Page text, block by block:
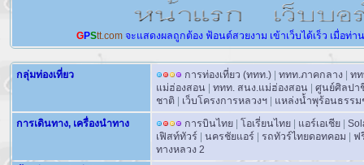
GPStt.com จะแสดงผลถูกต้อง ฟ้อนต์สวยงาม เข้าเว็บได้เร็ว เมื่อท่า
กลุ่มท่องเที่ยว การท่องเที่ยว (ททท.) | ททท.ภาคกลาง | ท
แม่ฮ่องสอน | ททท. สนง.แม่ฮ่องสอน | ศูนย์ศิลปา
ชาติ | เว็บโครงการหลวงฯ | แหล่งน้ำพุร้อนธรร
การเดินทาง, เครื่องนำทาง
การบินไทย | โอเรี่ยนไทย | แอร์เอเชีย |
เฟิสท์ทัวร์ | นครชัยแอร์ | รถทัวร์ไทยดอทคอม | ฟ
ทางหลวง 2